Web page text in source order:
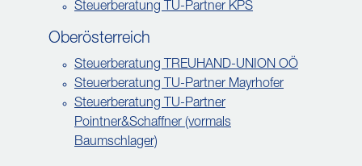
Steuerberatung TU-Partner KPS
Oberösterreich
Steuerberatung TREUHAND-UNION OÖ
Steuerberatung TU-Partner Mayrhofer
Steuerberatung TU-Partner
Pointner&Schaffner (vormals
Baumschlager)